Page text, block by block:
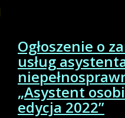
Ogłoszenie o
usług
„Asystent
edycja 2022”